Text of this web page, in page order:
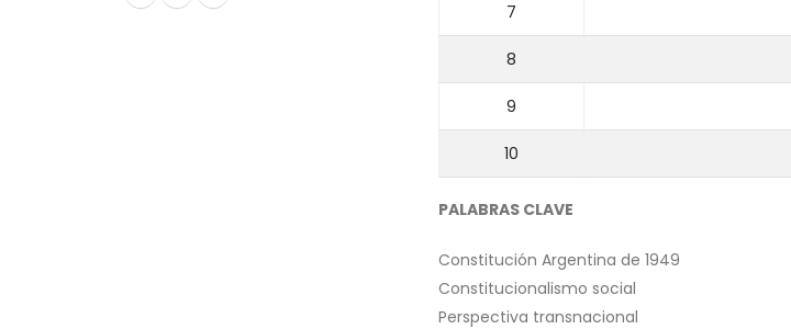
7
8
9
10
PALABRAS CLAVE
Constitución Argentina de 1949
Constitucionalismo social
Perspectiva transnacional